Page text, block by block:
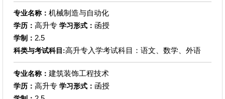
专业名称： 机械制造与自动化
学历： 高升专 学习形式： 函授
学制： 2.5
科类与考试科目:高升专入学考试科目：语文、数学、外语
专业名称： 建筑装饰工程技术
学历： 高升专 学习形式： 函授